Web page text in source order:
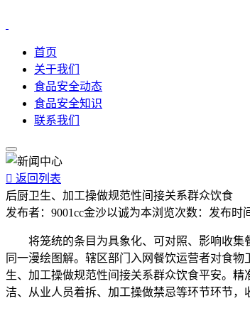
首页
关于我们
食品安全动态
食品安全知识
联系我们
 返回列表
后厨卫生、加工操做规范性间接关系群众饮食
发布者： 9001cc金沙以诚为本浏览次数： 发布时
将笼统的条目为具象化、可对照、影响收集
同一漫绘图解。辖区部门入网餐饮运营者对食
生、加工操做规范性间接关系群众饮食平安。
洁、从业人员着拆、加工操做禁忌等环节环节，